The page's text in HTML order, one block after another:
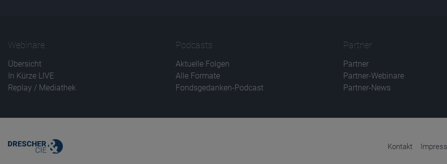
Webinare
Übersicht
In Kürze LIVE
Replay / Mediathek
Podcasts
Aktuelle Folgen
Alle Formate
Fondsgedanken-Podcast
Partner
Partner
Partner-Webinare
Partner-News
Kontakt